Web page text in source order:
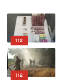
112
112